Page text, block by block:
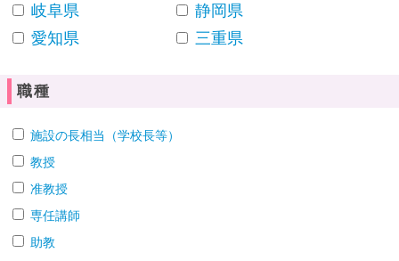
岐阜県
静岡県
愛知県
三重県
職種
施設の長相当（学校長等）
教授
准教授
専任講師
助教